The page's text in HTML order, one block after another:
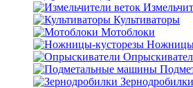
Культиваторы
Мотоблоки
Зернодробилки